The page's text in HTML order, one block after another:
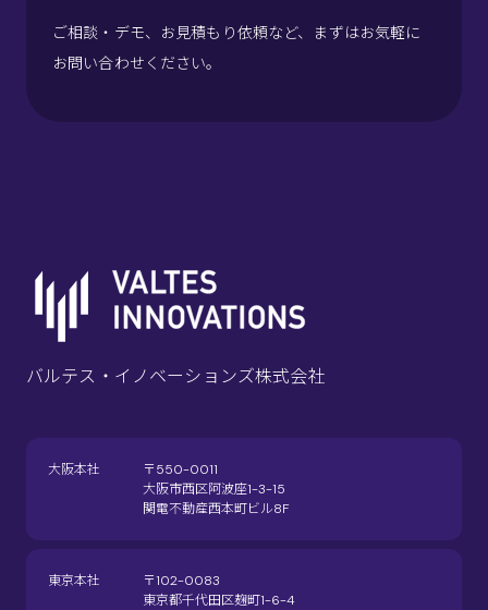
ご相談・デモ、お見積もり依頼など、まずはお気軽に
お問い合わせください。
バルテス・イノベーションズ株式会社
大阪本社
〒550-0011
大阪市西区阿波座1-3-15
関電不動産西本町ビル8F
東京本社
〒102-0083
東京都千代田区麹町1-6-4